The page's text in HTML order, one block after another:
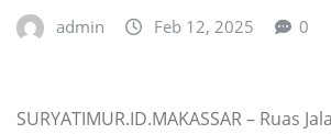
admin Feb 12, 2025 0
SURYATIMUR.ID.MAKASSAR – Ruas